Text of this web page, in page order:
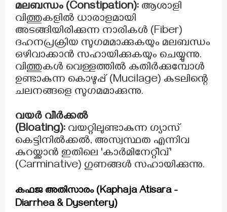
മലബന്ധം (Constipation): ആശാളി
വിത്തുകളിൽ ധാരാളമായി
അടങ്ങിയിരിക്കുന്ന നാരികൾ (Fiber)
ദഹനപ്രക്രിയ സുഗമമാക്കുകയും മലബന്ധം
ഒഴിവാക്കാൻ സഹായിക്കുകയും ചെയ്യുന്നു.
വിത്തുകൾ വെള്ളത്തിൽ കുതിർക്കുമ്പോൾ
ഉണ്ടാകുന്ന കൊഴുപ്പ് (Mucilage) കുടലിന്റെ
ചലനങ്ങളെ സുഗമമാക്കുന്നു.
വയർ വീർക്കൽ
(Bloating): വയറ്റിലുണ്ടാകുന്ന ഗ്യാസ്
കെട്ടിനിൽക്കൽ, അസ്വസ്ഥത എന്നിവ
കുറയ്ക്കാൻ ഇതിലെ 'കാർമിനേറ്റീവ്'
(Carminative) ഗുണങ്ങൾ സഹായിക്കുന്നു.
കഫജ അതിസാരം (Kaphaja Atisara -
Diarrhea & Dysentery)